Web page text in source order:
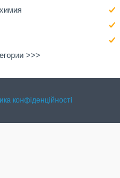
>>>
конфіденційності